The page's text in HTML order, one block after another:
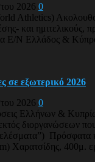
2026 0
Athletics)
και ημιτελικούς,
Ε/Ν Ελλάδος &
σε εξωτερικό 2026
2026 0
Ελλήνων &
διοργανώσεων
Πρόσφατα
Χαρατσίδης, 400μ.